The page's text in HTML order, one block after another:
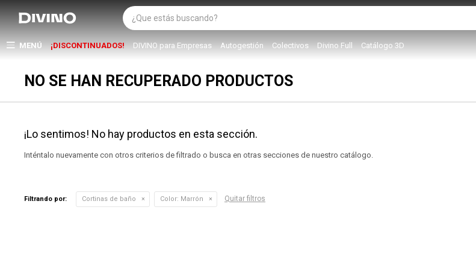
MENÚ ¡DISCONTINUADOS! DIVINO para Empresas Autogestión Colectivos Divino Full Catálogo 3D
NO SE HAN RECUPERADO PRODUCTOS
¡Lo sentimos! No hay productos en esta sección.
Inténtalo nuevamente con otros criterios de filtrado o busca en otras secciones de nuestro catálogo.
Filtrando por: Cortinas de baño Color: Marrón Quitar filtros